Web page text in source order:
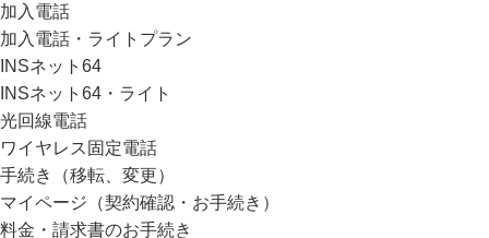
加入電話
加入電話・ライトプラン
INSネット64
INSネット64・ライト
光回線電話
ワイヤレス固定電話
手続き（移転、変更）
マイページ（契約確認・お手続き）
料金・請求書のお手続き